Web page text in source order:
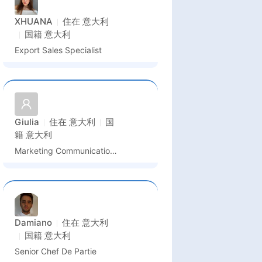
XHUANA 住在 意大利
国籍 意大利
Export Sales Specialist
Giulia 住在 意大利
国
籍 意大利
Marketing Communications Specialist
Damiano 住在 意大利
国籍 意大利
Senior Chef De Partie